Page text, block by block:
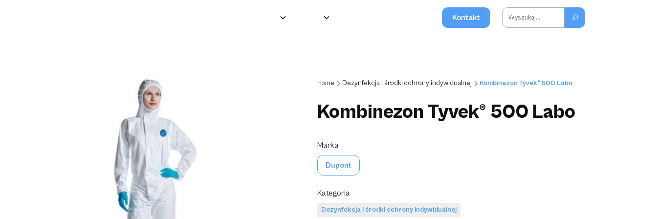
Kontakt
Home Dezynfekcja i środki ochrony indywidualnej Kombinezon Tyvek® 500 Labo
Kombinezon Tyvek® 500 Labo
Marka
Dupont
Kategoria
Dezynfekcja i środki ochrony indywidualnej